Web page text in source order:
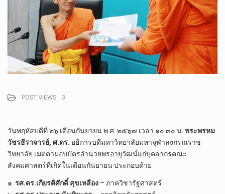
POST VIEWS: 3
วันพฤหัสบดีที่ ๒๖ เดือนกันยายน พ.ศ. ๒๕๖๗ เวลา ๑๐.๓๐ น. พระพรหม
วัชรธีราจารย์, ศ.ดร. อธิการบดีมหาวิทยาลัยมหาจุฬาลงกรณราช
วิทยาลัย เมตตามอบบัตรอำนวยพรอายุวัฒน์แก่บุคลากรคณะ
สังคมศาสตร์ที่เกิดในเดือนกันยายน ประกอบด้วย
๑. รศ.ดร.เกียรติศักดิ์ สุขเหลือง – ภาควิชารัฐศาสตร์